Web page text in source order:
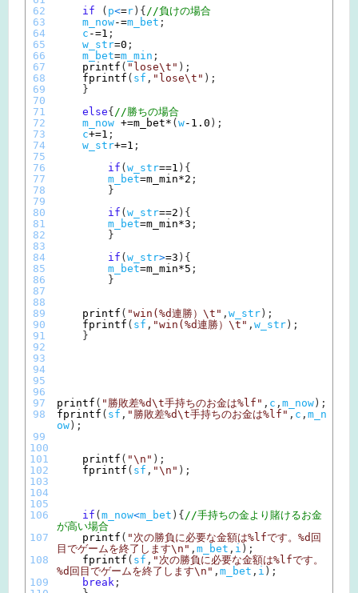
62
63
64
65
66
67
68
69
70
71
72
73
74
75
76
77
78
79
80
81
82
83
84
85
86
87
88
89
90
91
92
93
94
95
96
97
98
99
100
101
102
103
104
105
106
107
108
109
if ( p<=r ) { //負けの場合
m_now-=m_bet ;
c -=1 ;
w_str=0 ;
m_bet=m_min ;
printf ( "lose\t" ) ;
fprintf ( sf , "lose\t" ) ;
}
else{ //勝ちの場合
m_now +=m_bet* ( w- 1.0 ) ;
c+=1 ;
w_str+=1 ;
if ( w_str==1 ) {
m_bet=m_min*2 ;
}
if ( w_str==2 ) {
m_bet=m_min*3 ;
}
if ( w_str>=3 ) {
m_bet=m_min*5 ;
}
printf ( "win(%d連勝）\t" , w_str ) ;
fprintf ( sf , "win(%d連勝）\t" , w_str ) ;
}
printf ( "勝敗差%d\t手持ちのお金は%lf" , c , m_now ) ;
fprintf ( sf , "勝敗差%d\t手持ちのお金は%lf" , c , m_n
ow ) ;
printf ( "\n" ) ;
fprintf ( sf , "\n" ) ;
if ( m_now<m_bet ) { //手持ちの金より賭けるお金
が高い場合
printf ( "次の勝負に必要な金額は%lfです。%d回
目でゲームを終了します\n" , m_bet , i ) ;
fprintf ( sf , "次の勝負に必要な金額は%lfです。
%d回目でゲームを終了します\n" , m_bet , i ) ;
break ;